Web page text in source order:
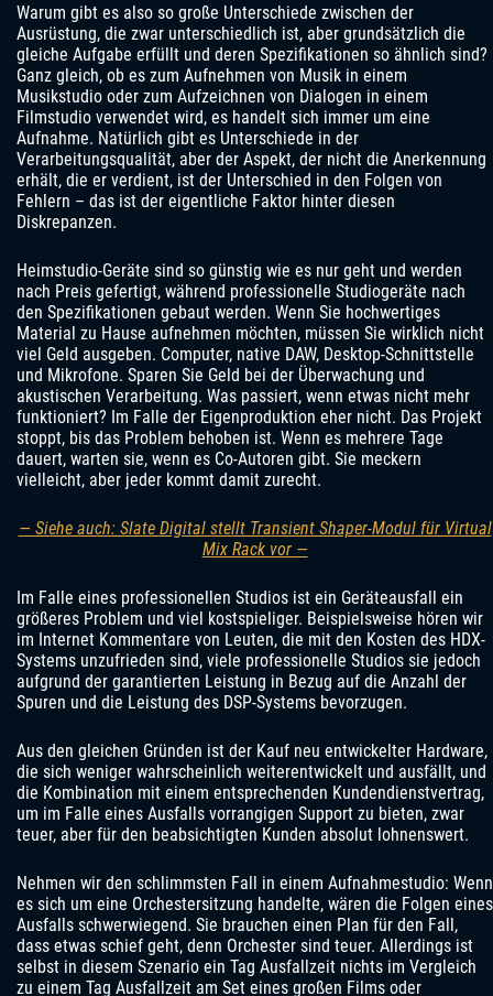
Warum gibt es also so große Unterschiede zwischen der
Ausrüstung, die zwar unterschiedlich ist, aber grundsätzlich die
gleiche Aufgabe erfüllt und deren Spezifikationen so ähnlich sind?
Ganz gleich, ob es zum Aufnehmen von Musik in einem
Musikstudio oder zum Aufzeichnen von Dialogen in einem
Filmstudio verwendet wird, es handelt sich immer um eine
Aufnahme. Natürlich gibt es Unterschiede in der
Verarbeitungsqualität, aber der Aspekt, der nicht die Anerkennung
erhält, die er verdient, ist der Unterschied in den Folgen von
Fehlern – das ist der eigentliche Faktor hinter diesen
Diskrepanzen.
Heimstudio-Geräte sind so günstig wie es nur geht und werden
nach Preis gefertigt, während professionelle Studiogeräte nach
den Spezifikationen gebaut werden. Wenn Sie hochwertiges
Material zu Hause aufnehmen möchten, müssen Sie wirklich nicht
viel Geld ausgeben. Computer, native DAW, Desktop-Schnittstelle
und Mikrofone. Sparen Sie Geld bei der Überwachung und
akustischen Verarbeitung. Was passiert, wenn etwas nicht mehr
funktioniert? Im Falle der Eigenproduktion eher nicht. Das Projekt
stoppt, bis das Problem behoben ist. Wenn es mehrere Tage
dauert, warten sie, wenn es Co-Autoren gibt. Sie meckern
vielleicht, aber jeder kommt damit zurecht.
— Siehe auch: Slate Digital stellt Transient Shaper-Modul für Virtual
Mix Rack vor —
Im Falle eines professionellen Studios ist ein Geräteausfall ein
größeres Problem und viel kostspieliger. Beispielsweise hören wir
im Internet Kommentare von Leuten, die mit den Kosten des HDX-
Systems unzufrieden sind, viele professionelle Studios sie jedoch
aufgrund der garantierten Leistung in Bezug auf die Anzahl der
Spuren und die Leistung des DSP-Systems bevorzugen.
Aus den gleichen Gründen ist der Kauf neu entwickelter Hardware,
die sich weniger wahrscheinlich weiterentwickelt und ausfällt, und
die Kombination mit einem entsprechenden Kundendienstvertrag,
um im Falle eines Ausfalls vorrangigen Support zu bieten, zwar
teuer, aber für den beabsichtigten Kunden absolut lohnenswert.
Nehmen wir den schlimmsten Fall in einem Aufnahmestudio: Wenn
es sich um eine Orchestersitzung handelte, wären die Folgen eines
Ausfalls schwerwiegend. Sie brauchen einen Plan für den Fall,
dass etwas schief geht, denn Orchester sind teuer. Allerdings ist
selbst in diesem Szenario ein Tag Ausfallzeit nichts im Vergleich
zu einem Tag Ausfallzeit am Set eines großen Films oder